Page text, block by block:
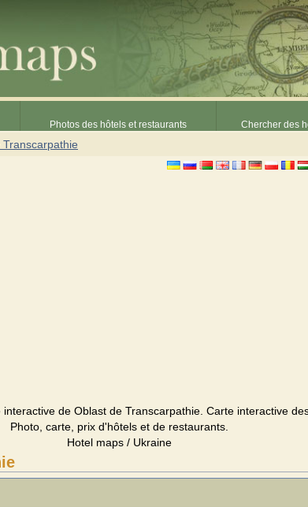
Photos des hôtels et restaurants Chercher des
de Oblast de Transcarpathie. Carte interactive
Photo, carte, prix d'hôtels et de restaurants.
Hotel maps / Ukraine